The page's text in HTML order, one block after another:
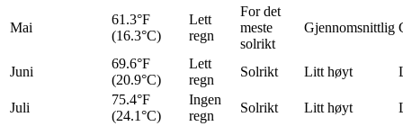
Mai
61.3°F
(16.3°C)
Lett
regn
For det
meste
solrikt
Gjennomsnittlig
Juni
69.6°F
(20.9°C)
Lett
regn
Solrikt Litt høyt
Juli
75.4°F
(24.1°C)
Ingen
regn
Solrikt Litt høyt